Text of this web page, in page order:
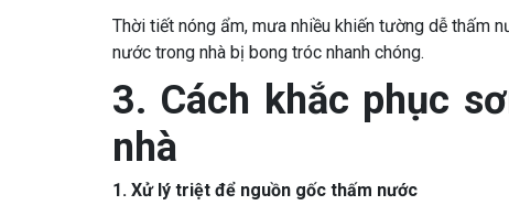
Thời tiết nóng ẩm, mưa nhiều khiến tường dễ thấm
nước trong nhà bị bong tróc nhanh chóng.
3. Cách khắc phục
nhà
1. Xử lý triệt để nguồn gốc thấm nước